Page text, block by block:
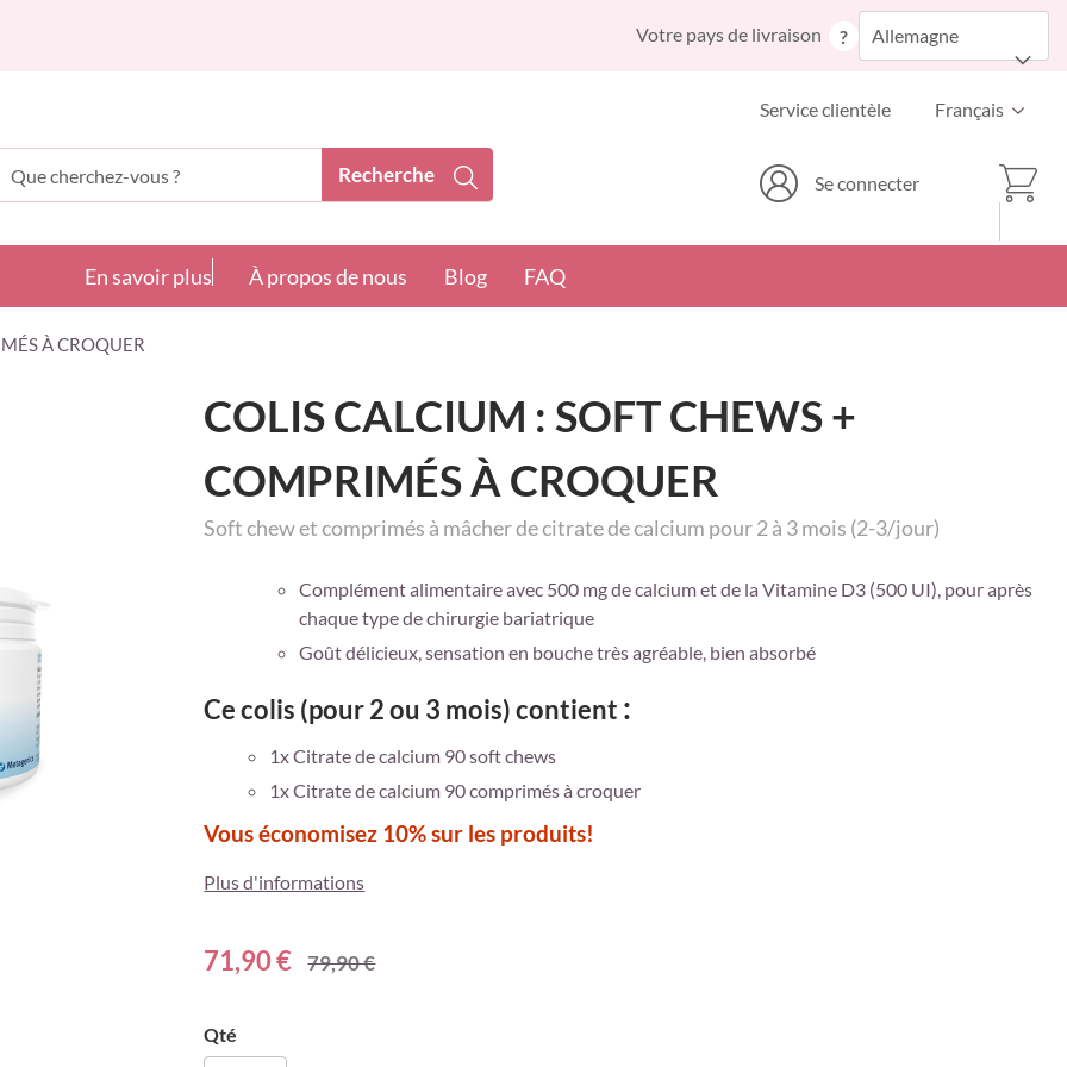
Allez
Votre pays de livraison ? Allemagne
Recherche
Service clientèle Langue
Français
Mon
Se connecter
En savoir plus À propos de nous Blog FAQ
À CROQUER
COLIS CALCIUM : SOFT CHEWS +
COMPRIMÉS À CROQUER
Soft chew et comprimés à mâcher de citrate de calcium pour 2 à 3 mois (2-3/jour)
Complément alimentaire avec 500 mg de calcium et de la Vitamine D3 (500 UI), pour après
chaque type de chirurgie bariatrique
Goût délicieux, sensation en bouche très agréable, bien absorbé
Ce colis (pour 2 ou 3 mois) contient :
1x Citrate de calcium 90 soft chews
1x Citrate de calcium 90 comprimés à croquer
Vous économisez 10% sur les produits!
Plus d'informations
71,90 € 79,90 €
Qté